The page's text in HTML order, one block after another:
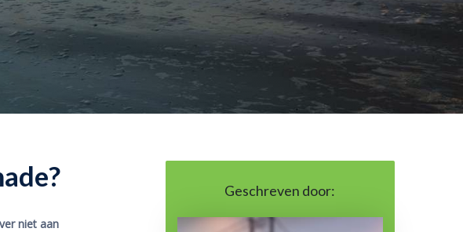
niet aan
Geschreven door: